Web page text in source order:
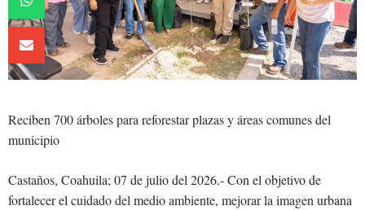
Reciben 700 árboles para reforestar plazas y áreas comunes del
municipio
Castaños, Coahuila; 07 de julio del 2026.- Con el objetivo de
fortalecer el cuidado del medio ambiente, mejorar la imagen urbana